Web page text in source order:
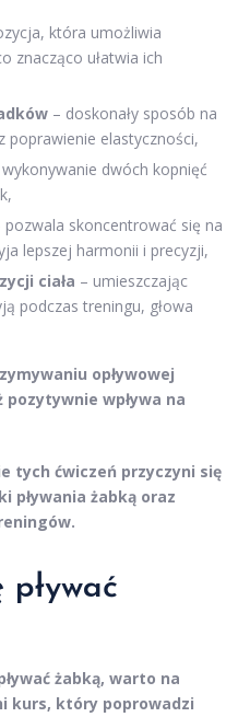
która umożliwia
znacząco ułatwia ich
– doskonały sposób na
poprawienie elastyczności,
dwóch kopnięć
pozwala skoncentrować się na
lepszej harmonii i precyzji,
ciała – umieszczając
podczas treningu, głowa
opływowej
wpływa na
tych ćwiczeń przyczyni się
pływania żabką oraz
pływać
żabką, warto na
kurs, który poprowadzi